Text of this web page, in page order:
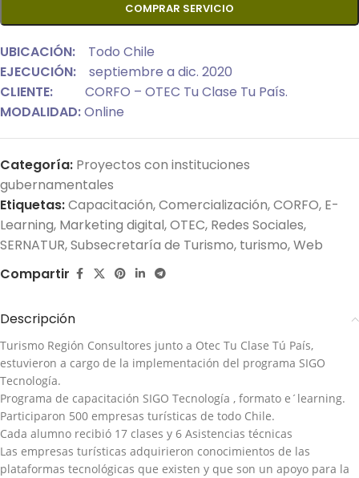
UBICACIÓN: Todo Chile
EJECUCIÓN: septiembre a dic. 2020
CLIENTE: CORFO – OTEC Tu Clase Tu País.
MODALIDAD:Online
COMPRAR SERVICIO
Categoría: Proyectos con instituciones
gubernamentales
Etiquetas:Capacitación,Comercialización,CORFO, E-
Learning, Marketing digital,OTEC, Redes Sociales,
SERNATUR,Subsecretaría de Turismo, turismo,Web
Compartir
Descripción
Turismo Región Consultores junto a Otec Tu Clase Tú País,
estuvieron a cargo de la implementación del programa SIGO
Tecnología.
Programa de capacitación SIGO Tecnología , formato e´learning.
Participaron 500 empresas turísticas de todo Chile.
Cada alumno recibió 17 clases y 6 Asistencias técnicas
Las empresas turísticas adquirieron conocimientos de las
plataformas tecnológicas que existen y que son un apoyo para la